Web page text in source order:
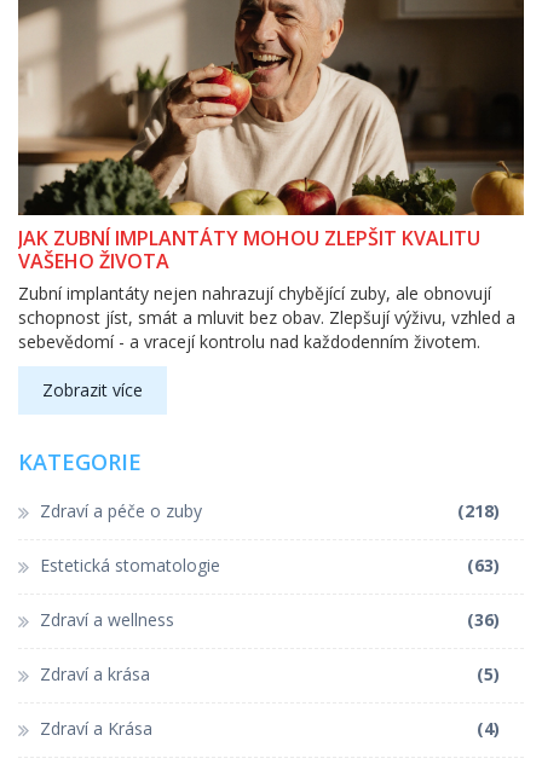
JAK ZUBNÍ IMPLANTÁTY MOHOU ZLEPŠIT KVALITU
VAŠEHO ŽIVOTA
Zubní implantáty nejen nahrazují chybějící zuby, ale obnovují
schopnost jíst, smát a mluvit bez obav. Zlepšují výživu, vzhled a
sebevědomí - a vracejí kontrolu nad každodenním životem.
Zobrazit více
KATEGORIE
Zdraví a péče o zuby (218)
Estetická stomatologie (63)
Zdraví a wellness (36)
Zdraví a krása (5)
Zdraví a Krása (4)